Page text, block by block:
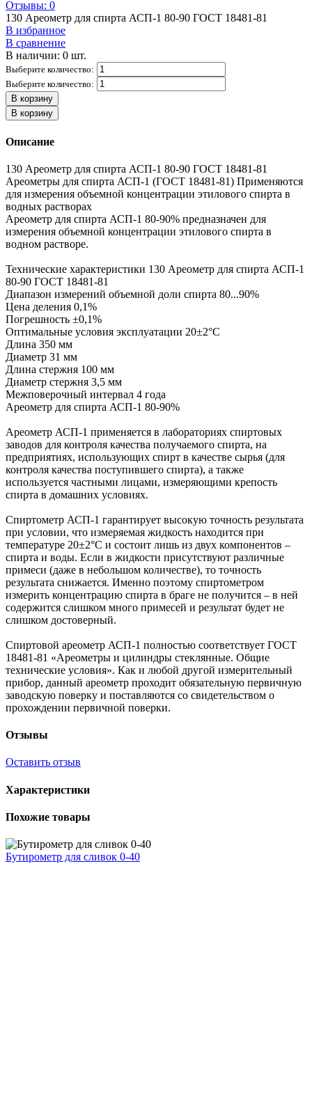
Отзывы: 0
130 Ареометр для спирта АСП-1 80-90 ГОСТ 18481-81
В избранное
В сравнение
В наличии: 0 шт.
Выберите количество:
Выберите количество:
В корзину
В корзину
Описание
130 Ареометр для спирта АСП-1 80-90 ГОСТ 18481-81
Ареометры для спирта АСП-1 (ГОСТ 18481-81) Применяются
для измерения объемной концентрации этилового спирта в
водных растворах
Ареометр для спирта АСП-1 80-90% предназначен для
измерения объемной концентрации этилового спирта в
водном растворе.
Технические характеристики 130 Ареометр для спирта АСП-1
80-90 ГОСТ 18481-81
Диапазон измерений объемной доли спирта 80...90%
Цена деления 0,1%
Погрешность ±0,1%
Оптимальные условия эксплуатации 20±2°С
Длина 350 мм
Диаметр 31 мм
Длина стержня 100 мм
Диаметр стержня 3,5 мм
Межповерочный интервал 4 года
Ареометр для спирта АСП-1 80-90%
Ареометр АСП-1 применяется в лабораториях спиртовых
заводов для контроля качества получаемого спирта, на
предприятиях, использующих спирт в качестве сырья (для
контроля качества поступившего спирта), а также
используется частными лицами, измеряющими крепость
спирта в домашних условиях.
Спиртометр АСП-1 гарантирует высокую точность результата
при условии, что измеряемая жидкость находится при
температуре 20±2°С и состоит лишь из двух компонентов –
спирта и воды. Если в жидкости присутствуют различные
примеси (даже в небольшом количестве), то точность
результата снижается. Именно поэтому спиртометром
измерить концентрацию спирта в браге не получится – в ней
содержится слишком много примесей и результат будет не
слишком достоверный.
Спиртовой ареометр АСП-1 полностью соответствует ГОСТ
18481-81 «Ареометры и цилиндры стеклянные. Общие
технические условия». Как и любой другой измерительный
прибор, данный ареометр проходит обязательную первичную
заводскую поверку и поставляются со свидетельством о
прохождении первичной поверки.
Отзывы
Оставить отзыв
Характеристики
Похожие товары
Бутирометр для сливок 0-40